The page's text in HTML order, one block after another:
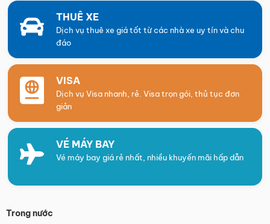
THUÊ XE
Dịch vụ thuê xe giá tốt từ các nhà xe uy tín và chu
đáo
VISA
Dịch vụ Visa nhanh, rẻ. Visa trọn gói, thủ tục đơn
giản
VÉ MÁY BAY
Vé máy bay giá rẻ nhất, nhiều khuyến mãi hấp dẫn
Trong nước